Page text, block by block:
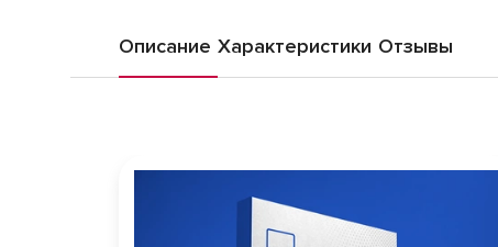
Описание Характеристики Отзывы